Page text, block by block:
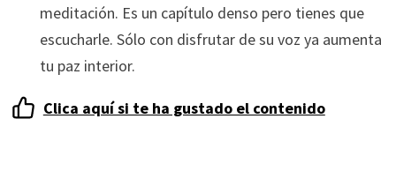
meditación. Es un capítulo denso pero tienes que
escucharle. Sólo con disfrutar de su voz ya aumenta
tu paz interior.
Clica aquí si te ha gustado el contenido
posibilidad de
ver contenido y
personalizados.